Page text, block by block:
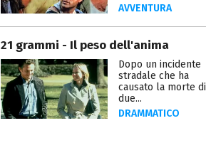
AVVENTURA
21 grammi - Il peso dell'anima
Dopo un incidente
stradale che ha
causato la morte di
due...
DRAMMATICO